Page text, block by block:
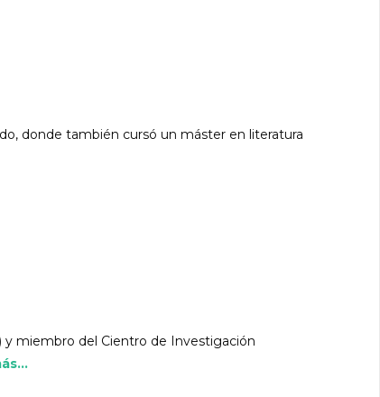
donde también cursó un máster en literatura
y miembro del Cientro de Investigación